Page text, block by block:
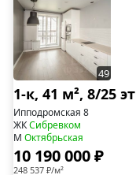
49
1-к, 41 м², 8/25 эт
Ипподромская 8
ЖКСибревком
М Октябрьская
10 190 000 ₽
248 537 ₽/м²